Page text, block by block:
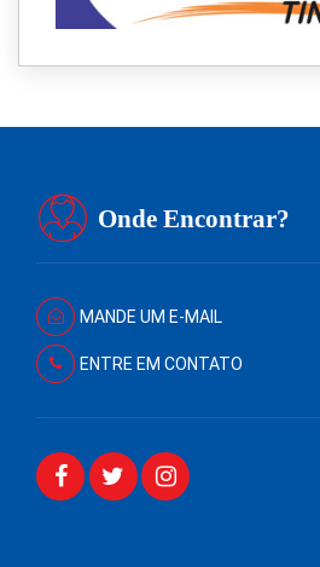
Onde Encontrar?
MANDE UM E-MAIL
ENTRE EM CONTATO